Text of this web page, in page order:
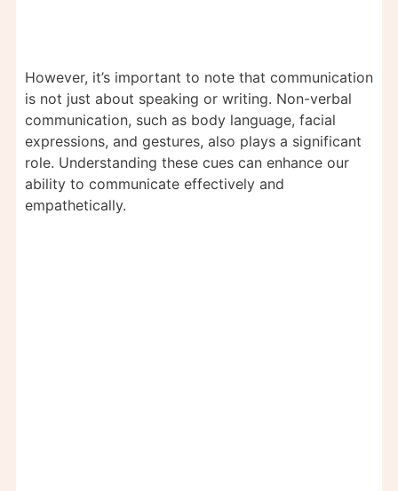
However, it’s important to note that communication
is not just about speaking or writing. Non-verbal
communication, such as body language, facial
expressions, and gestures, also plays a significant
role. Understanding these cues can enhance our
ability to communicate effectively and
empathetically.